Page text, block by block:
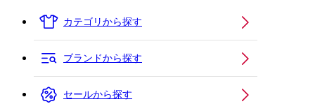
カテゴリから探す
ブランドから探す
セールから探す